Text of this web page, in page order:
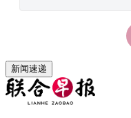
新闻速递